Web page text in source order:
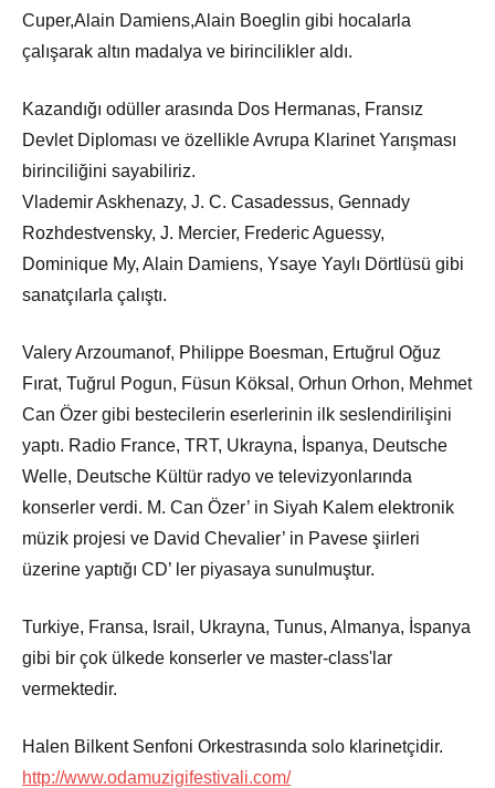
Cuper,Alain Damiens,Alain Boeglin gibi hocalarla
çalışarak altın madalya ve birincilikler aldı.
Kazandığı odüller arasında Dos Hermanas, Fransız
Devlet Diploması ve özellikle Avrupa Klarinet Yarışması
birinciliğini sayabiliriz.
Vlademir Askhenazy, J. C. Casadessus, Gennady
Rozhdestvensky, J. Mercier, Frederic Aguessy,
Dominique My, Alain Damiens, Ysaye Yaylı Dörtlüsü gibi
sanatçılarla çalıştı.
Valery Arzoumanof, Philippe Boesman, Ertuğrul Oğuz
Fırat, Tuğrul Pogun, Füsun Köksal, Orhun Orhon, Mehmet
Can Özer gibi bestecilerin eserlerinin ilk seslendirilişini
yaptı. Radio France, TRT, Ukrayna, İspanya, Deutsche
Welle, Deutsche Kültür radyo ve televizyonlarında
konserler verdi. M. Can Özer’ in Siyah Kalem elektronik
müzik projesi ve David Chevalier’ in Pavese şiirleri
üzerine yaptığı CD’ ler piyasaya sunulmuştur.
Turkiye, Fransa, Israil, Ukrayna, Tunus, Almanya, İspanya
gibi bir çok ülkede konserler ve master-class'lar
vermektedir.
Halen Bilkent Senfoni Orkestrasında solo klarinetçidir.
http://www.odamuzigifestivali.com/